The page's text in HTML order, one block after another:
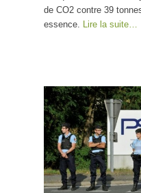
de CO2 contre 39
essence. Lire la suite…